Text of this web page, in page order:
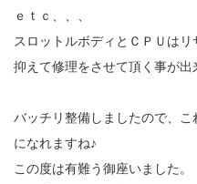
ｅｔｃ、、、
スロットルボディとＣＰＵは
抑えて修理をさせて頂く事が出
バッチリ整備しましたので、
になれますね♪
この度は有難う御座いました。